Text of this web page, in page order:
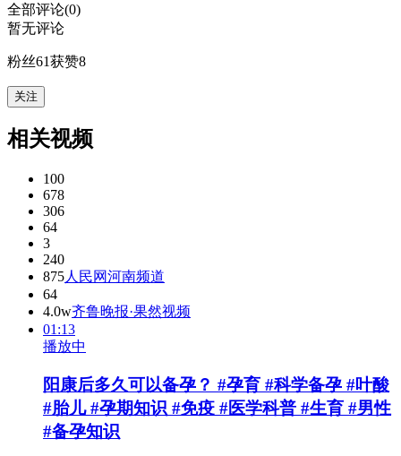
全部评论(0)
暂无评论
粉丝61获赞8
关注
相关视频
100
678
306
64
3
240
875人民网河南频道
64
4.0w齐鲁晚报·果然视频
01:13
播放中
阳康后多久可以备孕？ #孕育 #科学备孕 #叶酸
#胎儿 #孕期知识 #免疫 #医学科普 #生育 #男性
#备孕知识